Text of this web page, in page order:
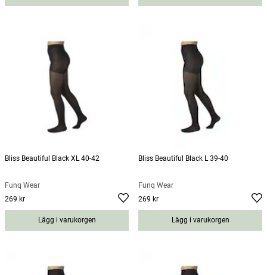
Bliss Beautiful Black XL 40-42
Funq Wear
Pris:
269 kr
Lägg i varukorgen
Bliss Beautiful Black L 39-40
Funq Wear
Pris:
269 kr
Lägg i varukorgen